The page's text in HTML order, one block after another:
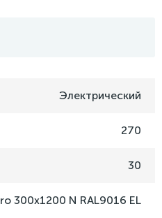
Электрический
270
30
300x1200 N RAL9016 EL